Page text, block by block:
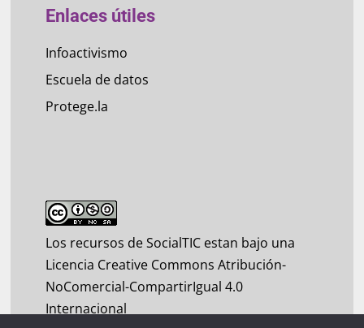
Enlaces útiles
Infoactivismo
Escuela de datos
Protege.la
Los recursos de SocialTIC estan bajo una
Licencia Creative Commons Atribución-
NoComercial-CompartirIgual 4.0
Internacional